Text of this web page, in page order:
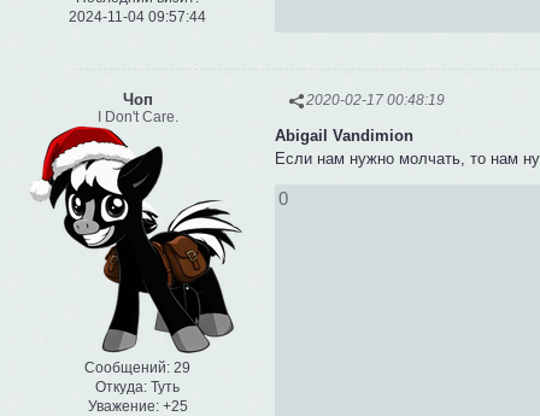
2024-11-04 09:57:44
2020-02-17 00:48:19
Чоп
I Don't Care.
Сообщений: 29
Откуда: Туть
Уважение: +25
Abigail Vandimion
Если нам нужно молчать, то нам
0